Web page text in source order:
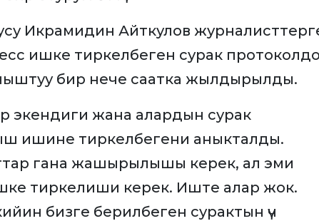
Икрамидин Айткулов
ишке тиркелбеген сурак
бир нече саатка жылдырылды.
экендиги жана алардын сурак
ишине тиркелбегени аныкталды.
гана жашырылышы керек, ал эми
тиркелиши керек. Иште алар жок.
бизге берилбеген сурактын үч